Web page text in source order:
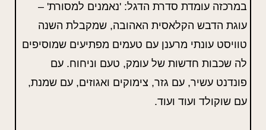
במרכזה עומדת סדרת הדגל: 'נאמנים למסורת' –
עוגת הדבש הקלאסית האהובה, שמקבלת השנה
טוויסט עונתי מרענן עם טעמים מפתיעים שמוסיפים
לה שכבות חדשות של עומק, טעם וניחוח. עם
פונדנט עשיר, עם גזר, צימוקים ואגוזים, עם שמנת,
עם שוקולד ועוד ועוד.